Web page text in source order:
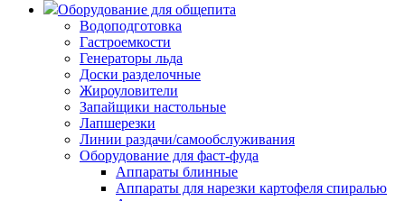
Оборудование для общепита
Водоподготовка
Гастроемкости
Генераторы льда
Доски разделочные
Жироуловители
Запайщики настольные
Лапшерезки
Линии раздачи/самообслуживания
Оборудование для фаст-фуда
Аппараты блинные
Аппараты для нарезки картофеля спиралью